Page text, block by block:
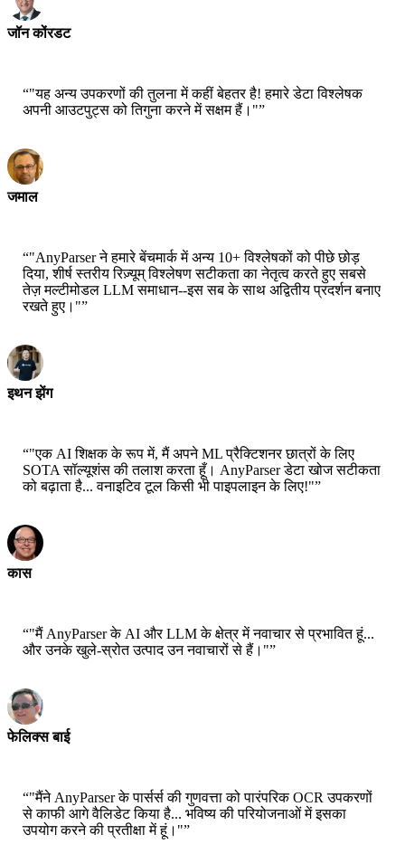
जॉन कोंरडट
“"यह अन्य उपकरणों की तुलना में कहीं बेहतर है! हमारे डेटा विश्लेषक
अपनी आउटपुट्स को तिगुना करने में सक्षम हैं।"”
जमाल
“"AnyParser ने हमारे बेंचमार्क में अन्य 10+ विश्लेषकों को पीछे छोड़
दिया, शीर्ष स्तरीय रिज़्यूम् विश्लेषण सटीकता का नेतृत्व करते हुए सबसे
तेज़ मल्टीमोडल LLM समाधान--इस सब के साथ अद्वितीय प्रदर्शन बनाए
रखते हुए।"”
इथन झेंग
“"एक AI शिक्षक के रूप में, मैं अपने ML प्रैक्टिशनर छात्रों के लिए
SOTA सॉल्यूशंस की तलाश करता हूँ। AnyParser डेटा खोज सटीकता
को बढ़ाता है... वनाइटिव टूल किसी भी पाइपलाइन के लिए!"”
कास
“"मैं AnyParser के AI और LLM के क्षेत्र में नवाचार से प्रभावित हूं...
और उनके खुले-स्रोत उत्पाद उन नवाचारों से हैं।"”
फेलिक्स बाई
“"मैंने AnyParser के पार्सर्स की गुणवत्ता को पारंपरिक OCR उपकरणों
से काफी आगे वैलिडेट किया है... भविष्य की परियोजनाओं में इसका
उपयोग करने की प्रतीक्षा में हूं।"”